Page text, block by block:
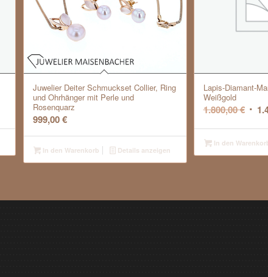
Juwelier Deiter Schmuckset Collier, Ring
und Ohrhänger mit Perle und
Rosenquarz
999,00€
In den Warenkorb Details anzeigen
Lapis-Diamant-
Weißgold
1.800,00€
war:
In den